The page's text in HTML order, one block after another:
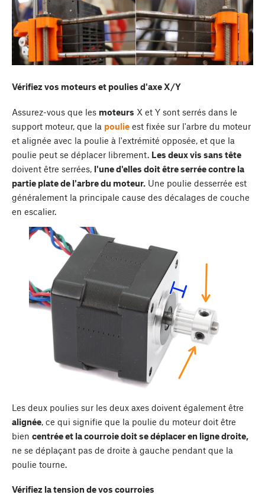
Vérifiez vos moteurs et poulies d'axe X/Y
Assurez-vous que les moteurs X et Y sont serrés dans le
support moteur, que la poulie est fixée sur l'arbre du moteur
et alignée avec la poulie à l'extrémité opposée, et que la
poulie peut se déplacer librement. Les deux vis sans tête
doivent être serrées, l'une d'elles doit être serrée contre la
partie plate de l'arbre du moteur. Une poulie desserrée est
généralement la principale cause des décalages de couche
en escalier.
Les deux poulies sur les deux axes doivent également être
alignée, ce qui signifie que la poulie du moteur doit être
bien centrée et la courroie doit se déplacer en ligne droite,
ne se déplaçant pas de droite à gauche pendant que la
poulie tourne.
Vérifiez la tension de vos courroies